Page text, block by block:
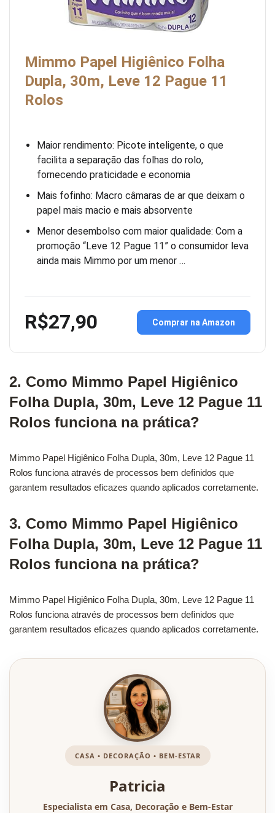
Mimmo Papel Higiênico Folha
Dupla, 30m, Leve 12 Pague 11
Rolos
Maior rendimento: Picote inteligente, o que
facilita a separação das folhas do rolo,
fornecendo praticidade e economia
Mais fofinho: Macro câmaras de ar que deixam o
papel mais macio e mais absorvente
Menor desembolso com maior qualidade: Com a
promoção “Leve 12 Pague 11” o consumidor leva
ainda mais Mimmo por um menor …
R$27,90 Comprar na Amazon
2. Como Mimmo Papel Higiênico
Folha Dupla, 30m, Leve 12 Pague 11
Rolos funciona na prática?
Mimmo Papel Higiênico Folha Dupla, 30m, Leve 12 Pague 11
Rolos funciona através de processos bem definidos que
garantem resultados eficazes quando aplicados corretamente.
3. Como Mimmo Papel Higiênico
Folha Dupla, 30m, Leve 12 Pague 11
Rolos funciona na prática?
Mimmo Papel Higiênico Folha Dupla, 30m, Leve 12 Pague 11
Rolos funciona através de processos bem definidos que
garantem resultados eficazes quando aplicados corretamente.
CASA • DECORAÇÃO • BEM-ESTAR
Patricia
Especialista em Casa, Decoração e Bem-Estar